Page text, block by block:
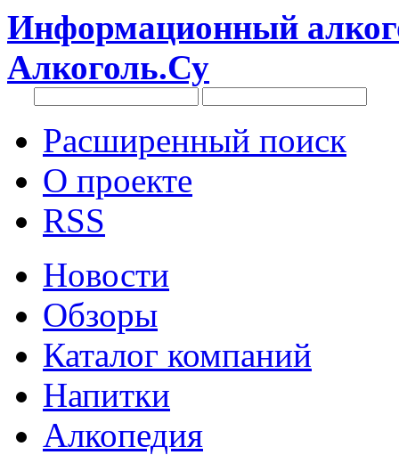
Информационный
Алкоголь.Су
Расширенный поиск
О проекте
RSS
Новости
Обзоры
Каталог компаний
Напитки
Алкопедия